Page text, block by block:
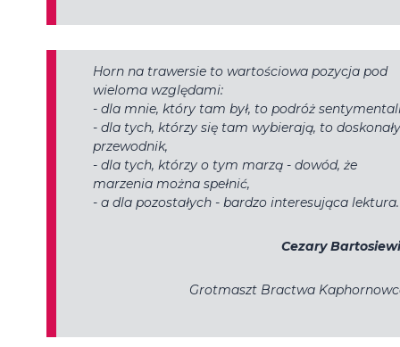
Horn na trawersie to wartościowa pozycja pod
wieloma względami:
- dla mnie, który tam był, to podróż
- dla tych, którzy się tam wybierają, to
przewodnik,
- dla tych, którzy o tym marzą - dowód, że
marzenia można spełnić,
- a dla pozostałych - bardzo interesująca lektura.
Cezary
Grotmaszt Bractwa